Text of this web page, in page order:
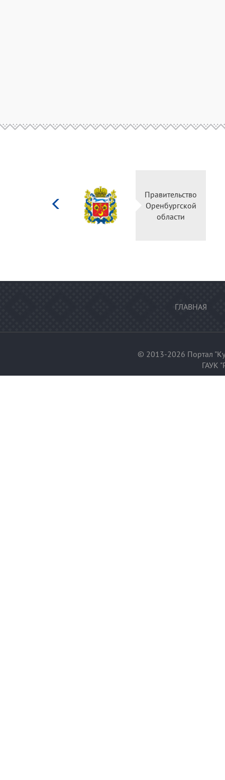
культуры
Российской
Правительство
Оренбургской
области
ГЛАВНАЯ
© 2013-2026 Портал
ГАУК